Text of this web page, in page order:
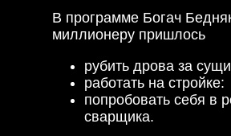
В программе Богач
миллионеру пришлось
рубить дрова за
работать на стройке:
попробовать себя в
сварщика.